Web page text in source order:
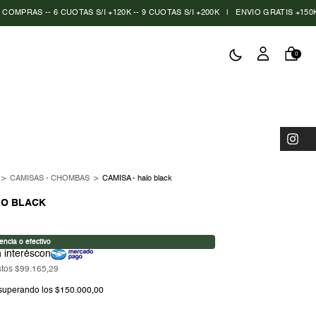
CUOTAS S/I +120K -- 9 CUOTAS S/I +200K | ENVIO GRATIS +150K | 15%
0
> CAMISAS - CHOMBAS > CAMISA - halo black
BLACK
$99.165,29
los $150.000,00